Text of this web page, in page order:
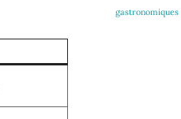
gastronomiques